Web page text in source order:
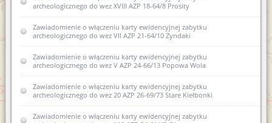
Zawiadomienie o włączeniu do wojewódzkiej ewidencji
zabytków nowej karty ewidencyjnej zabytku archeologicznego
lądowego w wojewódzkiej ewidencji zabytków XVI AZP 22-
66/32 Biskupiec
Zawiadomienie o włączeniu karty ewidencyjnej zabytku
archeologicznego lądowego do wojewódzkiej ewidencji
zabytków 12AZP 35-59/22 Sarnowo
Zawiadomienie o zamiarze włączenia karty ewidencyjnej
zabytku archeologicznego lądowego do wojewódzkiej
ewidencji zabytków 22 AZP 26-69/69 Mojtyny
archeologicznego do wez XVIII AZP 18-64/8 Prosity
Zawiadomienie o włączeniu karty ewidencyjnej zabytku
archeologicznego do wez VII AZP 21-64/10 Zyndaki
Zawiadomienie o włączeniu karty ewidencyjnej zabytku
archeologicznego do wez V AZP 24-66/13 Popowa Wola
Zawiadomienie o włączeniu karty ewidencyjnej zabytku
archeologicznego do wez 20 AZP 26-69/73 Stare Kiełbonki
Zawiadomienie o włączeniu karty ewidencyjnej zabytku